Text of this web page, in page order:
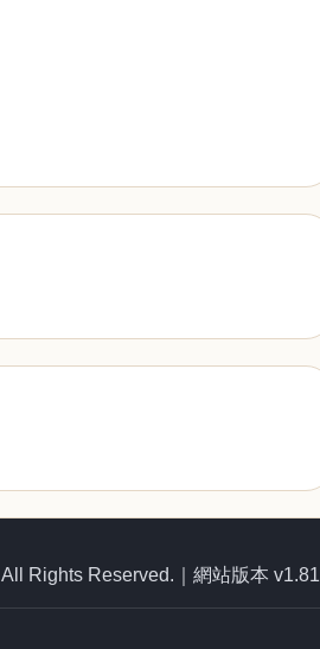
All Rights Reserved.｜網站版本